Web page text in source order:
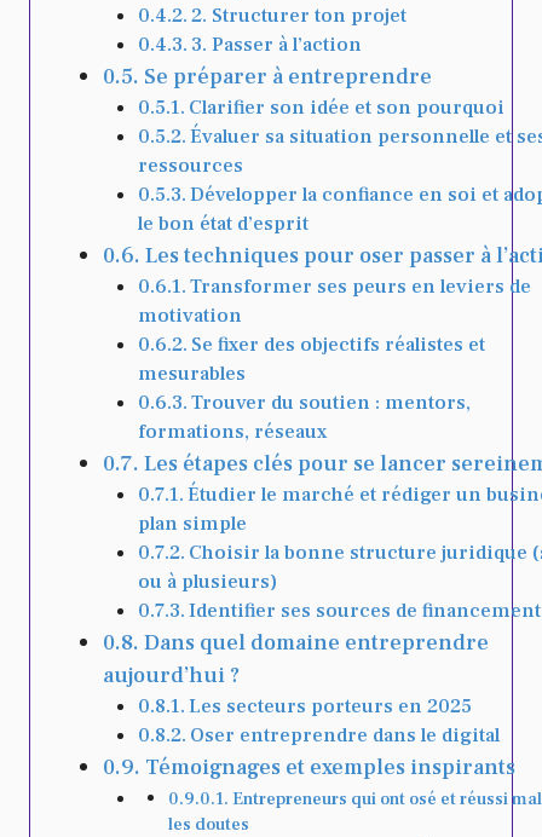
2. Structurer ton projet
3. Passer à l’action
Se préparer à entreprendre
Clarifier son idée et son pourquoi
Évaluer sa situation personnelle et
ressources
Développer la confiance en soi et
le bon état d’esprit
Les techniques pour oser passer à
Transformer ses peurs en leviers de
motivation
Se fixer des objectifs réalistes et
mesurables
Trouver du soutien : mentors,
formations, réseaux
Les étapes clés pour se lancer
Étudier le marché et rédiger un
plan simple
Choisir la bonne structure juridique
ou à plusieurs)
Identifier ses sources de financement
Dans quel domaine entreprendre
aujourd’hui ?
Les secteurs porteurs en 2025
Oser entreprendre dans le digital
Témoignages et exemples inspirants
Entrepreneurs qui ont osé et réussi
les doutes